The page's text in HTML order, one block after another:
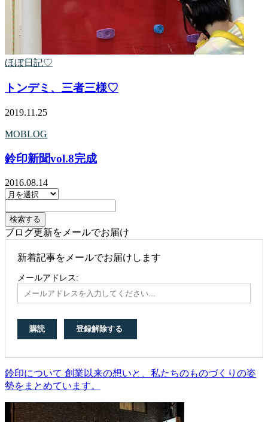
ほぼ日記♡
トンデミ、三者三様♡
2019.11.25
MOBLOG
鈴印新聞vol.8完成
2016.08.14
ブログ更新をメールでお届け
新着記事をメールでお届けします
メールアドレス:
鈴印について 創業以来の想いと、私たちのものづくりの姿
勢をまとめています。